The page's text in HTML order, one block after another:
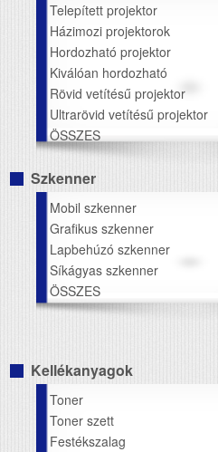
Telepített projektor
Házimozi projektorok
Hordozható projektor
Kiválóan hordozható
Rövid vetítésű projektor
Ultrarövid vetítésű projektor
ÖSSZES
Szkenner
Mobil szkenner
Grafikus szkenner
Lapbehúzó szkenner
Síkágyas szkenner
ÖSSZES
Kellékanyagok
Toner
Toner szett
Festékszalag